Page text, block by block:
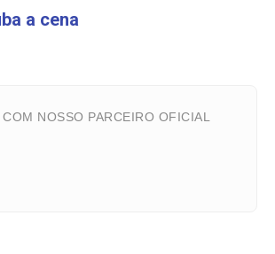
a cena
NOSSO PARCEIRO OFICIAL